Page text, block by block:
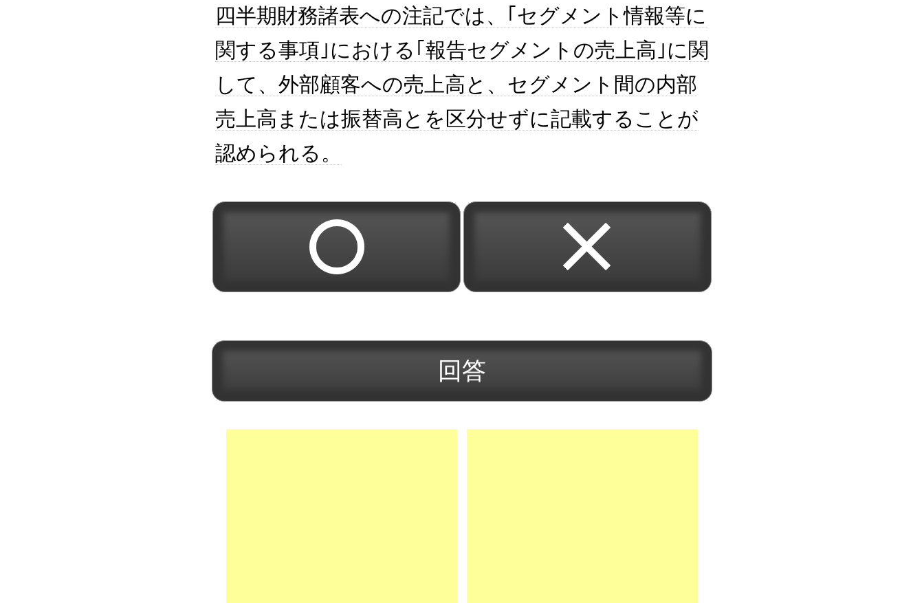
四半期財務諸表への注記では、｢セグメント情報等に
関する事項｣における｢報告セグメントの売上高｣に関
して、外部顧客への売上高と、セグメント間の内部
売上高または振替高とを区分せずに記載することが
認められる。